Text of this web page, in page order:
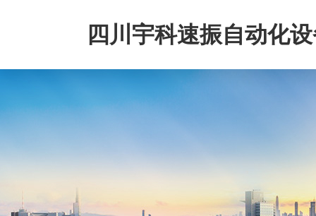
四川宇科速振自动化
公司